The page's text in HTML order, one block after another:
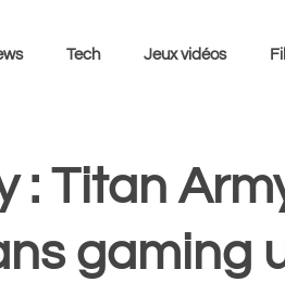
Tech Jeux vidéos
: Titan
gaming